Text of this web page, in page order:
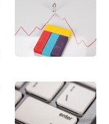
，同比增
亿元，同
以上电子
亿元，同比